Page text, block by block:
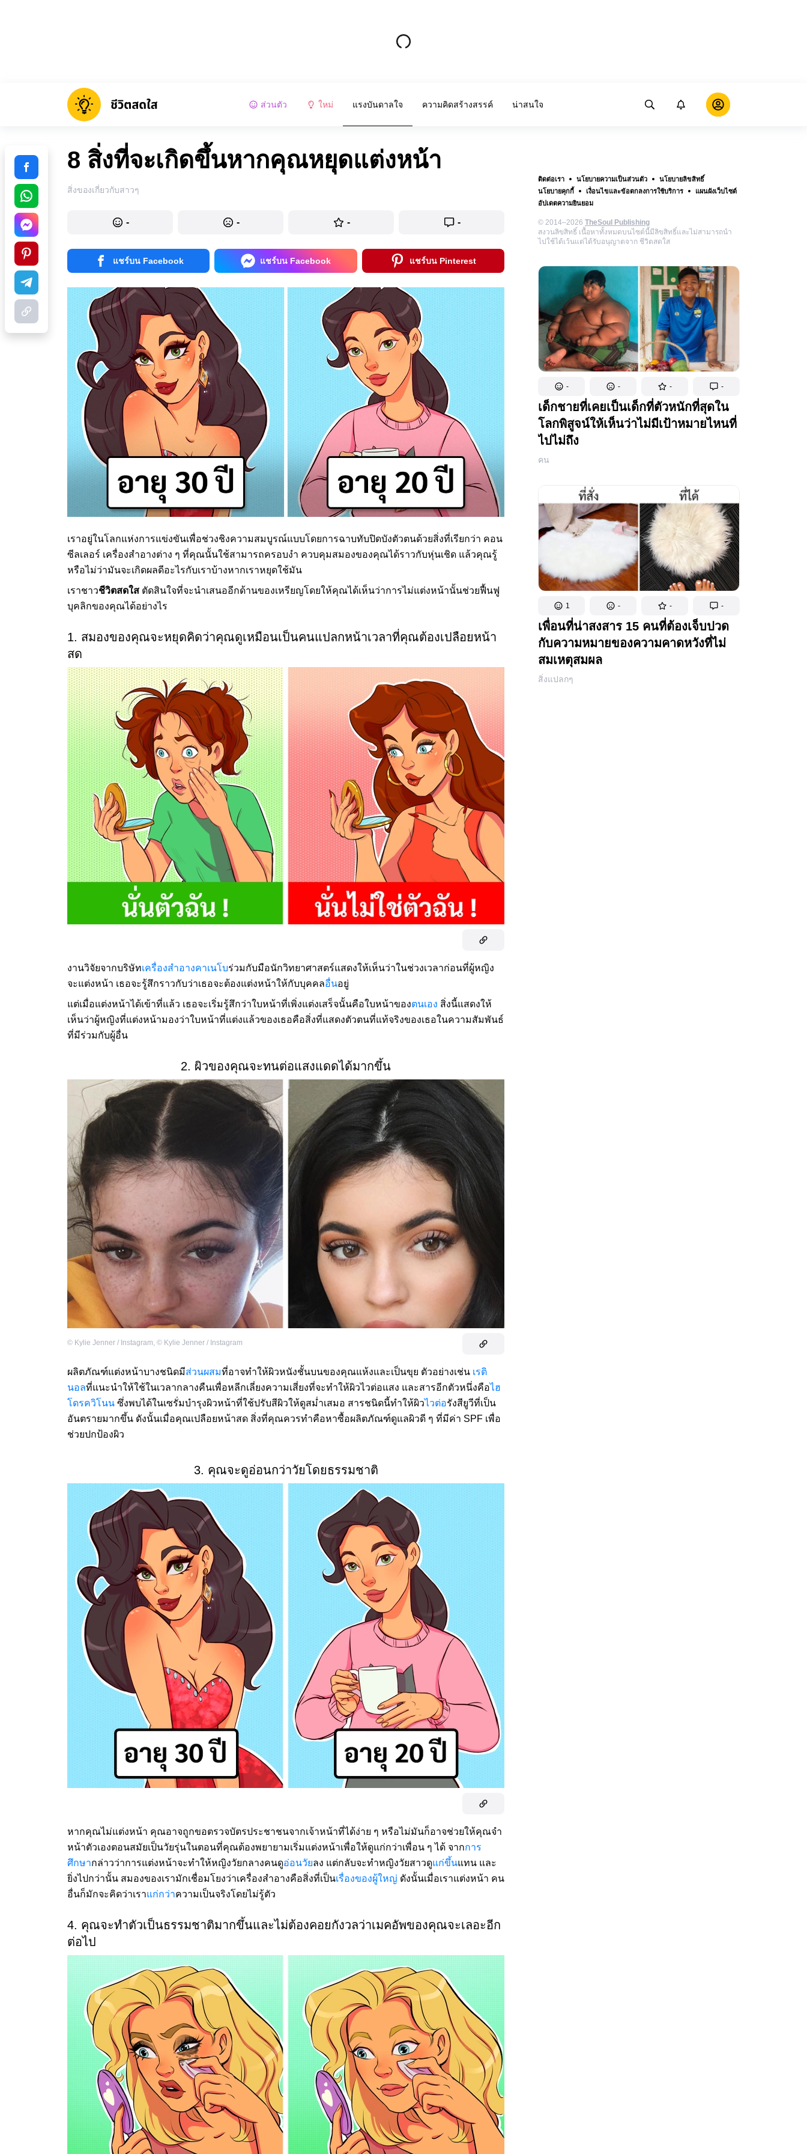
ส่วนตัว ใหม่ แรงบันดาลใจ ความคิดสร้างสรรค์ น่าสนใจ
ติดต่อเรา นโยบายความเป็นส่วนตัว
นโยบายลิขสิทธิ์
นโยบายคุกกี้
เงื่อนไขและข้อตกลงการใช้บริการ
แผนผังเว็บไซต์
อัปเดตความยินยอม
© 2014–2026 TheSoul Publishing
สงวนลิขสิทธิ์ เนื้อหาทั้งหมดบนไซต์นี้มีลิขสิทธิ์และไม่สามารถนำ
ไปใช้ได้เว้นแต่ได้รับอนุญาตจาก ชีวิตสดใส
- - - -
เด็กชายที่เคยเป็นเด็กที่ตัวหนักที่สุดใน
โลกพิสูจน์ให้เห็นว่าไม่มีเป้าหมายไหนที่
ไปไม่ถึง
คน
1 - - -
เพื่อนที่น่าสงสาร 15 คนที่ต้องเจ็บปวด
กับความหมายของความคาดหวังที่ไม่
สมเหตุสมผล
สิ่งแปลกๆ
8 สิ่งที่จะเกิดขึ้นหากคุณหยุดแต่งหน้า
สิ่งของเกี่ยวกับสาวๆ
- - - -
แชร์บน Facebook แชร์บน Facebook แชร์บน Pinterest
เราอยู่ในโลกแห่งการแข่งขันเพื่อช่วงชิงความสมบูรณ์แบบโดยการฉาบทับปิดบังตัวตนด้วยสิ่งที่เรียกว่า คอน
ซีลเลอร์ เครื่องสำอางต่าง ๆ ที่คุณนั้นใช้สามารถครอบงำ ควบคุมสมองของคุณได้ราวกับหุ่นเชิด แล้วคุณรู้
หรือไม่ว่ามันจะเกิดผลดีอะไรกับเราบ้างหากเราหยุดใช้มัน
เราชาวชีวิตสดใส ตัดสินใจที่จะนำเสนออีกด้านของเหรียญโดยให้คุณได้เห็นว่าการไม่แต่งหน้านั้นช่วยฟื้นฟู
บุคลิกของคุณได้อย่างไร
1. สมองของคุณจะหยุดคิดว่าคุณดูเหมือนเป็นคนแปลกหน้าเวลาที่คุณต้องเปลือยหน้า
สด
งานวิจัยจากบริษัทเครื่องสำอางคาเนโบร่วมกับมือนักวิทยาศาสตร์แสดงให้เห็นว่าในช่วงเวลาก่อนที่ผู้หญิง
จะแต่งหน้า เธอจะรู้สึกราวกับว่าเธอจะต้องแต่งหน้าให้กับบุคคลอื่นอยู่
แต่เมื่อแต่งหน้าได้เข้าที่แล้ว เธอจะเริ่มรู้สึกว่าใบหน้าที่เพิ่งแต่งเสร็จนั้นคือใบหน้าของตนเอง สิ่งนี้แสดงให้
เห็นว่าผู้หญิงที่แต่งหน้ามองว่าใบหน้าที่แต่งแล้วของเธอคือสิ่งที่แสดงตัวตนที่แท้จริงของเธอในความสัมพันธ์
ที่มีร่วมกับผู้อื่น
2. ผิวของคุณจะทนต่อแสงแดดได้มากขึ้น
© Kylie Jenner / Instagram, © Kylie Jenner / Instagram
ผลิตภัณฑ์แต่งหน้าบางชนิดมีส่วนผสมที่อาจทำให้ผิวหนังชั้นบนของคุณแห้งและเป็นขุย ตัวอย่างเช่น เรติ
นอลที่แนะนำให้ใช้ในเวลากลางคืนเพื่อหลีกเลี่ยงความเสี่ยงที่จะทำให้ผิวไวต่อแสง และสารอีกตัวหนึ่งคือไฮ
โดรควิโนน ซึ่งพบได้ในเซรั่มบำรุงผิวหน้าที่ใช้ปรับสีผิวให้ดูสม่ำเสมอ สารชนิดนี้ทำให้ผิวไวต่อรังสียูวีที่เป็น
อันตรายมากขึ้น ดังนั้นเมื่อคุณเปลือยหน้าสด สิ่งที่คุณควรทำคือหาซื้อผลิตภัณฑ์ดูแลผิวดี ๆ ที่มีค่า SPF เพื่อ
ช่วยปกป้องผิว
3. คุณจะดูอ่อนกว่าวัยโดยธรรมชาติ
หากคุณไม่แต่งหน้า คุณอาจถูกขอตรวจบัตรประชาชนจากเจ้าหน้าที่ได้ง่าย ๆ หรือไม่มันก็อาจช่วยให้คุณจำ
หน้าตัวเองตอนสมัยเป็นวัยรุ่นในตอนที่คุณต้องพยายามเริ่มแต่งหน้าเพื่อให้ดูแก่กว่าเพื่อน ๆ ได้ จากการ
ศึกษากล่าวว่าการแต่งหน้าจะทำให้หญิงวัยกลางคนดูอ่อนวัยลง แต่กลับจะทำหญิงวัยสาวดูแก่ขึ้นแทน และ
ยิ่งไปกว่านั้น สมองของเรามักเชื่อมโยงว่าเครื่องสำอางคือสิ่งที่เป็นเรื่องของผู้ใหญ่ ดังนั้นเมื่อเราแต่งหน้า คน
อื่นก็มักจะคิดว่าเราแก่กว่าความเป็นจริงโดยไม่รู้ตัว
4. คุณจะทำตัวเป็นธรรมชาติมากขึ้นและไม่ต้องคอยกังวลว่าเมคอัพของคุณจะเลอะอีก
ต่อไป